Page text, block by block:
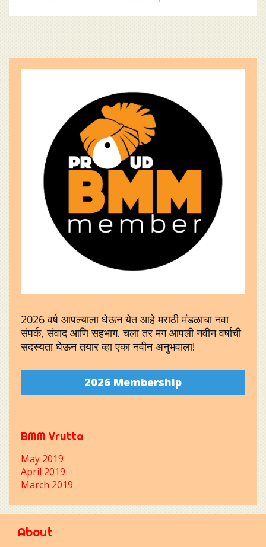
2026 वर्ष आपल्याला घेऊन येत आहे मराठी मंडळाचा नवा
संपर्क, संवाद आणि सहभाग. चला तर मग आपली नवीन वर्षाची
सदस्यता घेऊन तयार व्हा एका नवीन अनुभवाला!
2026 Membership
BMM Vrutta
May 2019
April 2019
March 2019
About